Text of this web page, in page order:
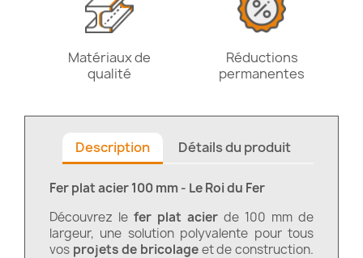
Matériaux de
qualité
Réductions
permanentes
Description Détails du produit
Fer plat acier 100 mm - Le Roi du Fer
Découvrez le fer plat acier de 100 mm de
largeur, une solution polyvalente pour tous
vos projets de bricolageet de construction.